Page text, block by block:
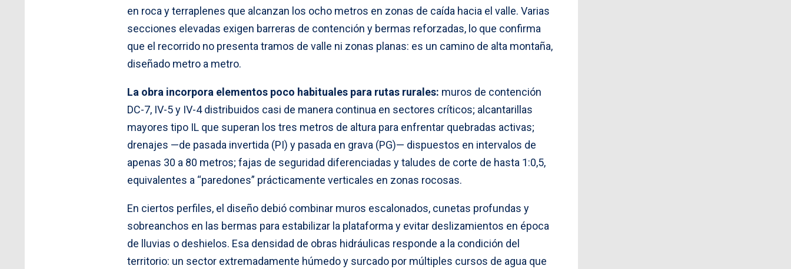
en roca y terraplenes que alcanzan los ocho metros en zonas de caída hacia el valle. Varias
secciones elevadas exigen barreras de contención y bermas reforzadas, lo que confirma
que el recorrido no presenta tramos de valle ni zonas planas: es un camino de alta montaña,
diseñado metro a metro.
La obra incorpora elementos poco habituales para rutas rurales: muros de contención
DC-7, IV-5 y IV-4 distribuidos casi de manera continua en sectores críticos; alcantarillas
mayores tipo IL que superan los tres metros de altura para enfrentar quebradas activas;
drenajes —de pasada invertida (PI) y pasada en grava (PG)— dispuestos en intervalos de
apenas 30 a 80 metros; fajas de seguridad diferenciadas y taludes de corte de hasta 1:0,5,
equivalentes a “paredones” prácticamente verticales en zonas rocosas.
En ciertos perfiles, el diseño debió combinar muros escalonados, cunetas profundas y
sobreanchos en las bermas para estabilizar la plataforma y evitar deslizamientos en época
de lluvias o deshielos. Esa densidad de obras hidráulicas responde a la condición del
territorio: un sector extremadamente húmedo y surcado por múltiples cursos de agua que